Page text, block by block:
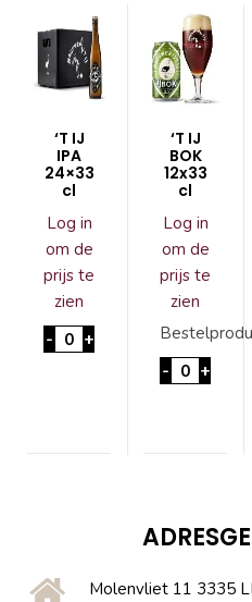
‘T IJ
IPA
24×33
cl
Log in
om de
prijs te
zien
-'T IJ IPA 24x33 cl aantal
+
‘T IJ
BOK
12x33
cl
Log in
om de
prijs te
zien
-'T IJ BOK
+
Molenvliet 11 3335